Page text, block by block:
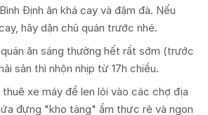
Định ăn khá cay và đậm đà. Nếu
hãy dặn chủ quán trước nhé.
ăn sáng thường hết rất sớm (trước
sản thì nhộn nhịp từ 17h chiều.
thuê xe máy để len lỏi vào các chợ địa
đựng "kho tàng" ẩm thực rẻ và ngon